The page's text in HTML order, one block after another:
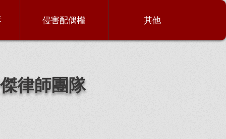
侵害配偶權 其他
律師團隊